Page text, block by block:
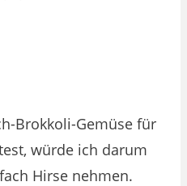
Brokkoli-Gemüse für
würde ich darum
Hirse nehmen.